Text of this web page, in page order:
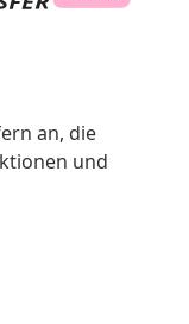
an, die
und